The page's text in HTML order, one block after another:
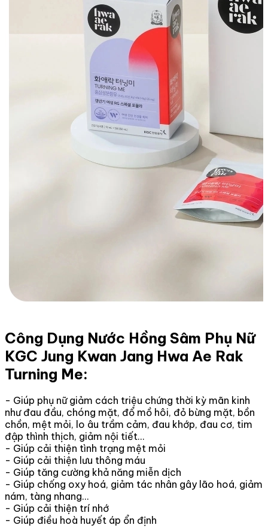
Công Dụng Nước Hồng Sâm Phụ Nữ
KGC Jung Kwan Jang Hwa Ae Rak
Turning Me:
- Giúp phụ nữ giảm cách triệu chứng thời kỳ mãn kinh
như đau đầu, chóng mặt, đổ mồ hôi, đỏ bừng mặt, bồn
chồn, mệt mỏi, lo âu trầm cảm, đau khớp, đau cơ, tim
đập thình thịch, giảm nội tiết...
- Giúp cải thiện tình trạng mệt mỏi
- Giúp cải thiện lưu thông máu
- Giúp tăng cường khả năng miễn dịch
- Giúp chống oxy hoá, giảm tác nhân gây lão hoá, giảm
nám, tàng nhang...
- Giúp cải thiện trí nhớ
- Giúp điều hoà huyết áp ổn định